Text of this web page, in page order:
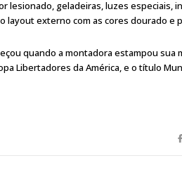
lesionado, geladeiras, luzes especiais,
layout externo com as cores dourado e
quando a montadora estampou sua
Libertadores da América, e o título